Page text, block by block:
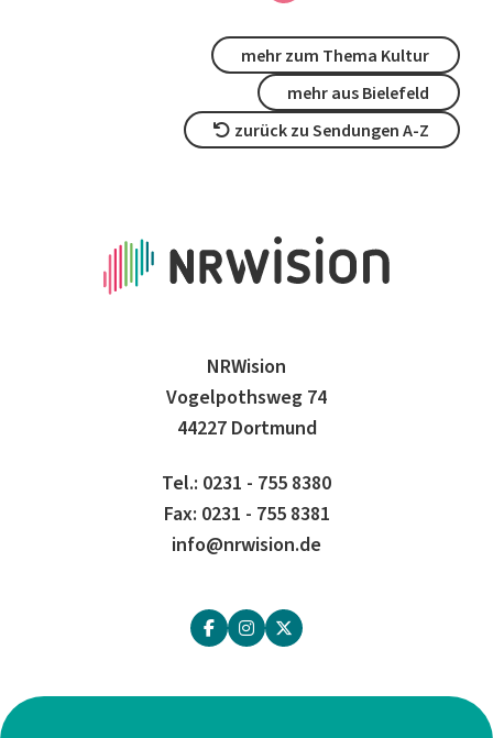
mehr zum Thema Kultur
mehr aus Bielefeld
zurück zu Sendungen A-Z
NRWision
Vogelpothsweg 74
44227 Dortmund
Tel.: 0231 - 755 8380
Fax: 0231 - 755 8381
info@nrwision.de